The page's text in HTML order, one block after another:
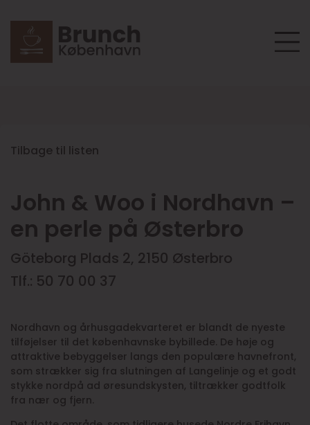
Tilbage til listen
John & Woo i Nordhavn –
en perle på Østerbro
Göteborg Plads 2, 2150 Østerbro
Tlf.: 50 70 00 37
Nordhavn og århusgadekvarteret er blandt de nyeste
tilføjelser til det københavnske bybillede. De høje og
attraktive bebyggelser langs den populære havnefront,
som strækker sig fra slutningen af Langelinje og et godt
stykke nordpå ad øresundskysten, tiltrækker godtfolk
fra nær og fjern.